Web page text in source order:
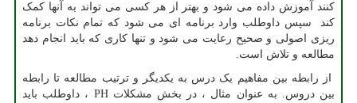
کنند آموزش داده می شود و بهتر از هر کسی می تواند به آنها کمک
کند سپس داوطلب وارد برنامه ای می شود که تمام نکات برنامه
ریزی اصولی و صحیح رعایت می شود و تنها کاری که باید انجام دهد
مطالعه و تلاش است.
از رابطه بین مفاهیم یک درس به یکدیگر و ترتیب مطالعه تا رابطه
بین دروس. به عنوان مثال ، در بخش مشکلاتPH ، داوطلب باید